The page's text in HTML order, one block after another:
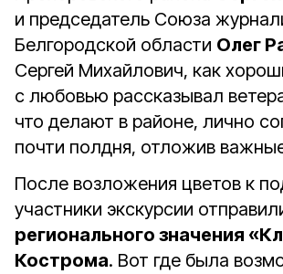
и председатель Союза
Белгородской области Олег
Сергей Михайлович, как
с любовью рассказывал
что делают в районе, лично
почти полдня, отложив
После возложения цветов к
участники экскурсии
регионального значения
Кострома. Вот где была